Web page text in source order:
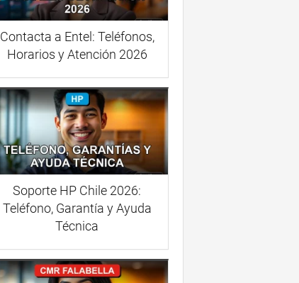
Contacta a Entel: Teléfonos,
Horarios y Atención 2026
Soporte HP Chile 2026:
Teléfono, Garantía y Ayuda
Técnica